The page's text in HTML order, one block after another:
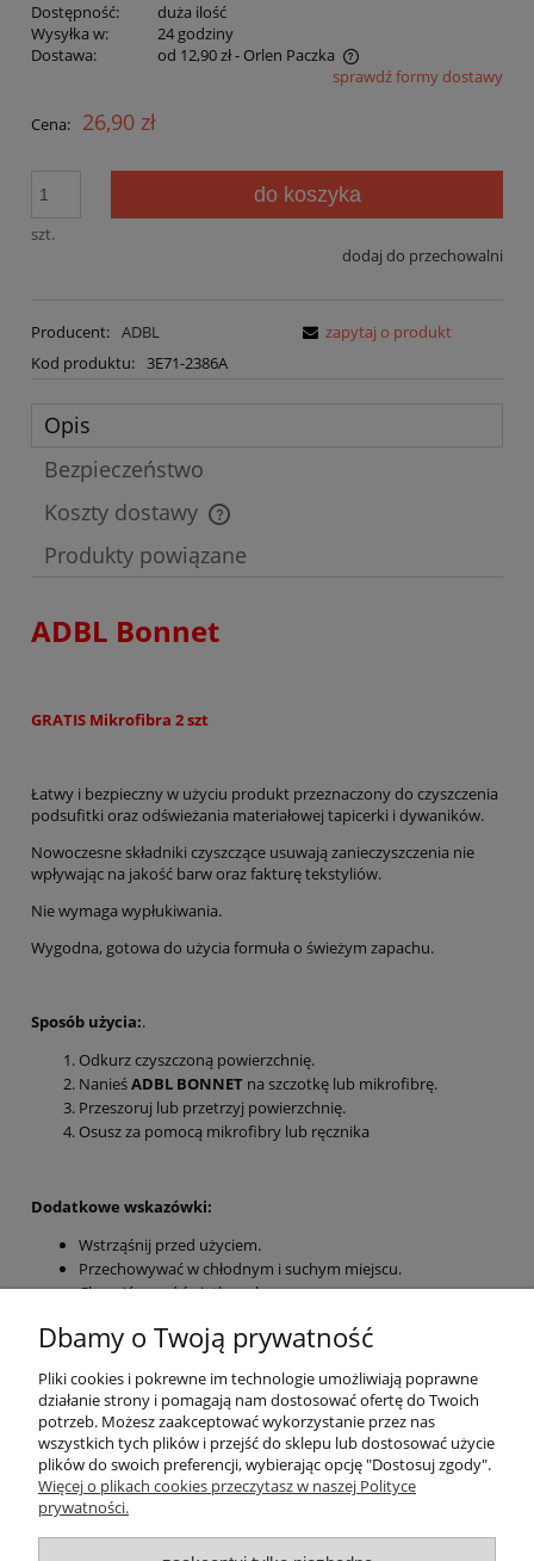
Dostępność:
duża ilość
Wysyłka w:
24 godziny
Dostawa:
od 12,90 zł- Orlen Paczka
Cena nie zawiera ewentualnych kosztów płatnościsprawdź formy dostawy
Cena: 26,90 zł
szt.
do koszyka
dodaj do przechowalni
Producent: ADBL
Kod produktu: 3E71-2386A
zapytaj o produkt
Opis
Bezpieczeństwo
Koszty dostawy
Cena nie zawiera ewentualnych kosztów płatności
Produkty powiązane
ADBL Bonnet
GRATIS Mikrofibra 2 szt
Łatwy i bezpieczny w użyciu produkt przeznaczony do czyszczenia
podsufitki oraz odświeżania materiałowej tapicerki i dywaników.
Nowoczesne składniki czyszczące usuwają zanieczyszczenia nie
wpływając na jakość barw oraz fakturę tekstyliów.
Nie wymaga wypłukiwania.
Wygodna, gotowa do użycia formuła o świeżym zapachu.
Sposób użycia:.
Odkurz czyszczoną powierzchnię.
NanieśADBL BONNET na szczotkę lub mikrofibrę.
Przeszoruj lub przetrzyj powierzchnię.
Osusz za pomocą mikrofibry lub ręcznika
Dodatkowe wskazówki:
Wstrząśnij przed użyciem.
Przechowywać w chłodnym i suchym miejscu.
Chronić przed światłem słonecznym.
Atomizer w zestawie.
Zapach: FLOWERY
Pojemność:500 ml
Pomoc
Moje konto
Dbamy o Twoją prywatność
Pliki cookies i pokrewne im technologie umożliwiają poprawne
działanie strony i pomagają nam dostosować ofertę do Twoich
potrzeb. Możesz zaakceptować wykorzystanie przez nas
wszystkich tych plików i przejść do sklepu lub dostosować użycie
plików do swoich preferencji, wybierając opcję "Dostosuj zgody".
Więcej o plikach cookies przeczytasz w naszej Polityce
prywatności.